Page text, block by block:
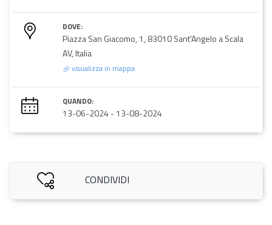
DOVE:
Piazza San Giacomo, 1, 83010 Sant'Angelo a Scala
AV, Italia
visualizza in mappa
QUANDO:
13-06-2024 -13-08-2024
CONDIVIDI